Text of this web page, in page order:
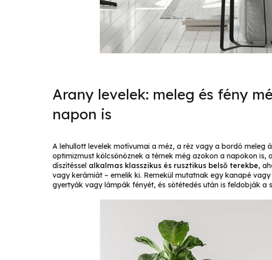
Arany levelek: meleg és fény
napon is
A lehullott levelek motívumai a méz, a réz vagy a bordó meleg
optimizmust kölcsönöznek a térnek még azokon a napokon
díszítéssel alkalmas klasszikus és rusztikus belső terekbe,
vagy kerámiát – emelik ki. Remekül mutatnak egy kanapé
gyertyák vagy lámpák fényét, és sötétedés után is feldobják a